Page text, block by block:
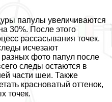
папулы увеличиваются
30%. После этого
рассасывания точек.
исчезают
фото папул после
следы остаются в
части шеи. Также
красноватый оттенок,
точек.